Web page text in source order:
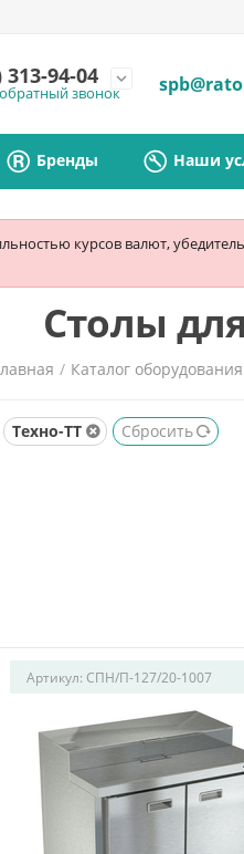
313-94-04 expand_more
звонок
Бренды Наши
курсов валют,
Столы
/ Каталог оборудования
Техно-ТТ Сбросить
Артикул: СПН/П-127/20-1007